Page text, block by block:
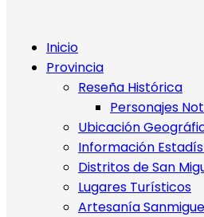
Inicio
Provincia
Reseña Histórica
Personajes
Ubicación
Información
Distritos de San
Lugares Turísticos
Artesanía